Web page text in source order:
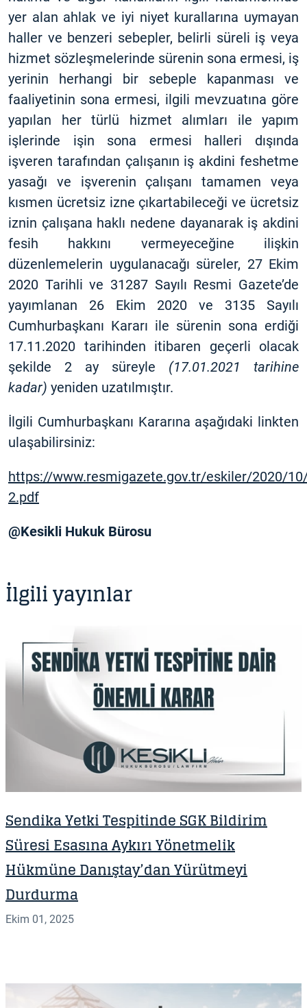
yer alan ahlak ve iyi niyet kurallarına uymayan
haller ve benzeri sebepler, belirli süreli iş veya
hizmet sözleşmelerinde sürenin sona ermesi, iş
yerinin herhangi bir sebeple kapanması ve
faaliyetinin sona ermesi, ilgili mevzuatına göre
yapılan her türlü hizmet alımları ile yapım
işlerinde işin sona ermesi halleri dışında
işveren tarafından çalışanın iş akdini feshetme
yasağı ve işverenin çalışanı tamamen veya
kısmen ücretsiz izne çıkartabileceği ve ücretsiz
iznin çalışana haklı nedene dayanarak iş akdini
fesih hakkını vermeyeceğine ilişkin
düzenlemelerin uygulanacağı süreler, 27 Ekim
2020 Tarihli ve 31287 Sayılı Resmi Gazete’de
yayımlanan 26 Ekim 2020 ve 3135 Sayılı
Cumhurbaşkanı Kararı ile sürenin sona erdiği
17.11.2020 tarihinden itibaren geçerli olacak
şekilde 2 ay süreyle (17.01.2021 tarihine
kadar) yeniden uzatılmıştır.
İlgili Cumhurbaşkanı Kararına aşağıdaki linkten
ulaşabilirsiniz:
https://www.resmigazete.gov.tr/eskiler/2020/
2.pdf
@Kesikli Hukuk Bürosu
İlgili yayınlar
Sendika Yetki Tespitinde SGK Bildirim
Süresi Esasına Aykırı Yönetmelik
Hükmüne Danıştay’dan Yürütmeyi
Durdurma
Ekim 01, 2025